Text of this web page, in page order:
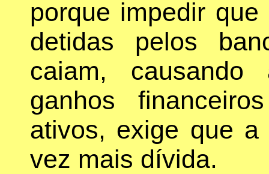
porque impedir
detidas pelos
caiam,
ganhos
ativos, exige que a
vez mais dívida.